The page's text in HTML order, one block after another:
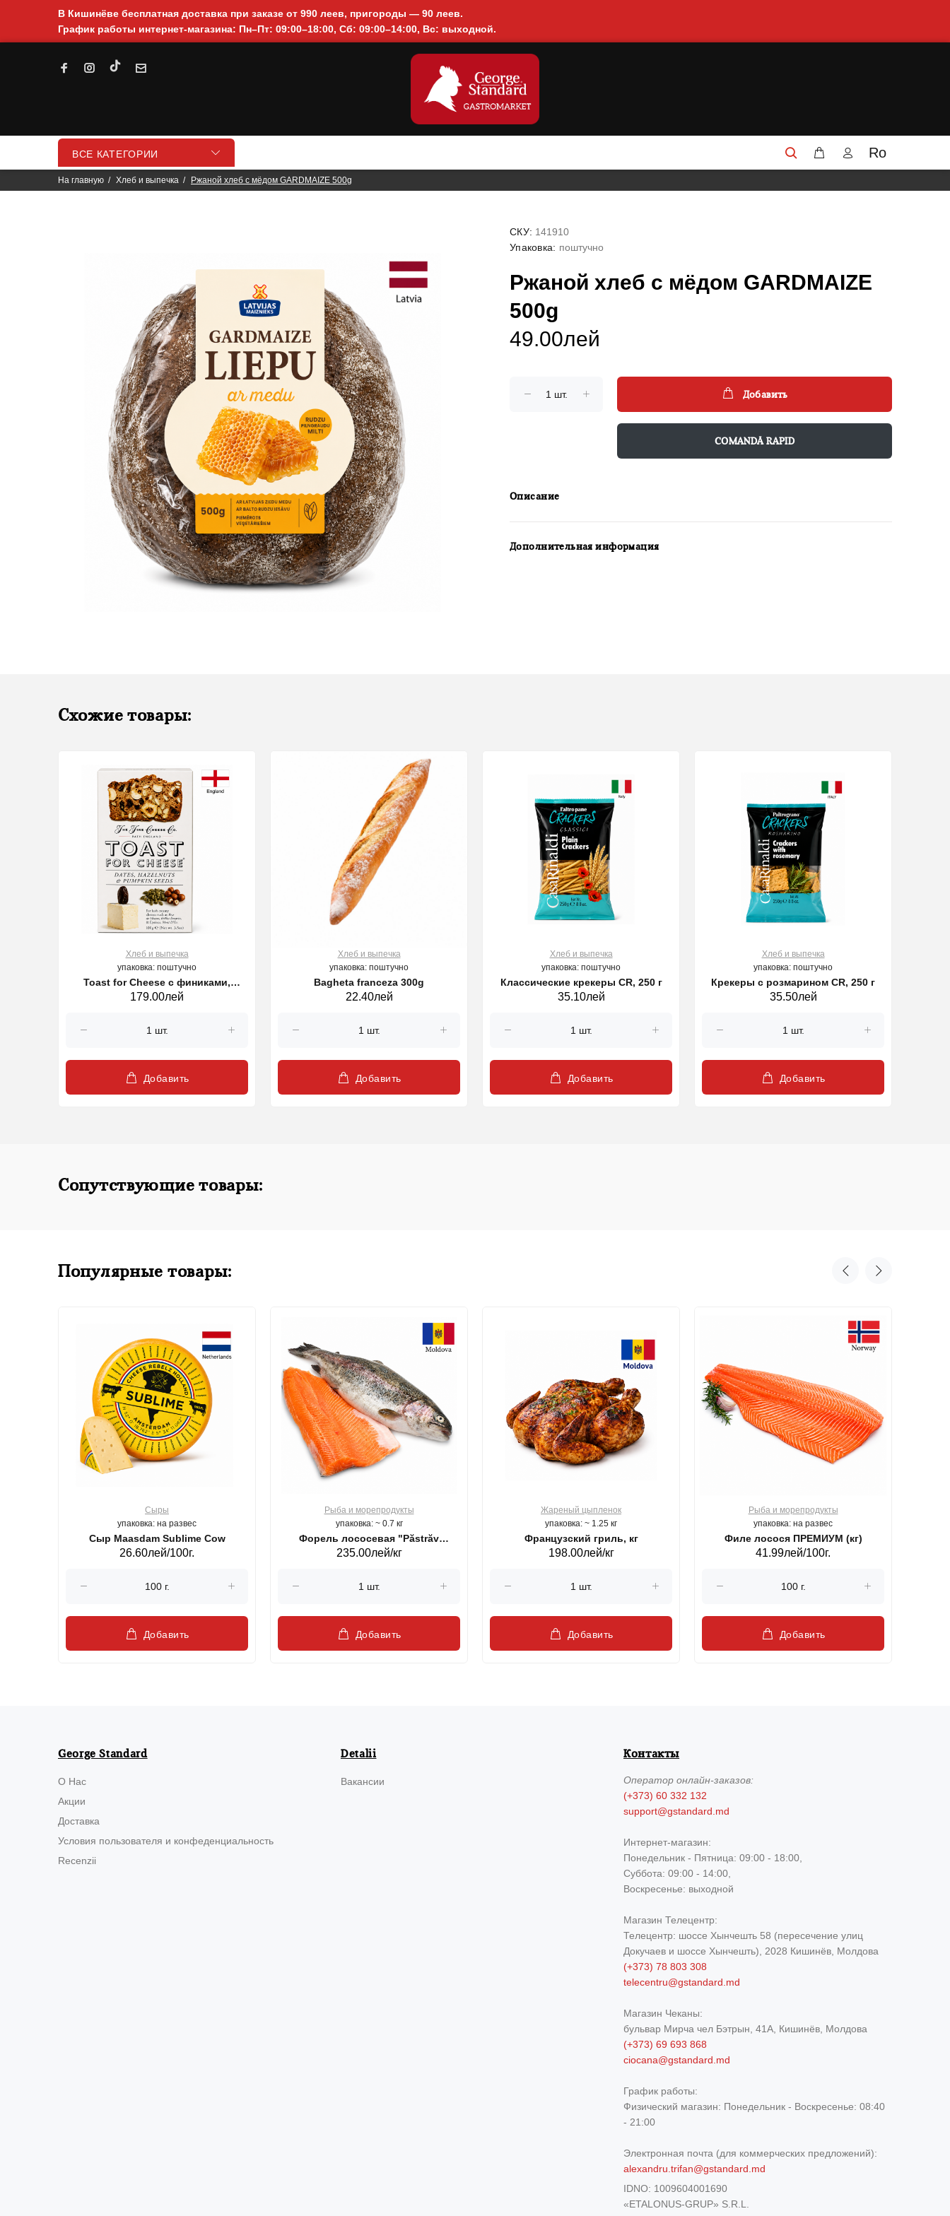
В Кишинёве бесплатная доставка при заказе от 990 леев, пригороды — 90 леев.
График работы интернет-магазина: Пн–Пт: 09:00–18:00, Сб: 09:00–14:00, Вс: выходной.
ВСЕ КАТЕГОРИИ Ro
На главную Хлеб и выпечка Ржаной хлеб с мёдом GARDMAIZE 500g
СКУ: 141910
Упаковка: поштучно
Ржаной хлеб с мёдом GARDMAIZE
500g
49.00лей
Добавить
COMANDĂ RAPID
Описание
Дополнительная информация
Схожие товары:
Хлеб и выпечка
упаковка: поштучно
Toast for Cheese с финиками,
фундуком и семенами тыквы, 100 г
179.00лей
Добавить
Хлеб и выпечка
упаковка: поштучно
Bagheta franceza 300g
22.40лей
Добавить
Хлеб и выпечка
упаковка: поштучно
Классические крекеры CR, 250 г
35.10лей
Добавить
Хлеб и выпечка
упаковка: поштучно
Крекеры с розмарином CR, 250 г
35.50лей
Добавить
Сопутствующие товары:
Популярные товары:
Сыры
упаковка: на развес
Сыр Maasdam Sublime Cow
26.60лей/100г.
Добавить
Рыба и морепродукты
упаковка: ~ 0.7 кг
Форель лососевая "Păstrăv
Moldovenesc"
235.00лей/кг
Добавить
Жареный цыпленок
упаковка: ~ 1.25 кг
Французский гриль, кг
198.00лей/кг
Добавить
Рыба и морепродукты
упаковка: на развес
Филе лосося ПРЕМИУМ (кг)
41.99лей/100г.
Добавить
George Standard
О Нас
Акции
Доставка
Условия пользователя и конфеденциальность
Recenzii
Detalii
Вакансии
Контакты
Операторонлайн-заказов:
(+373) 60 332 132
support@gstandard.md
Интернет-магазин:
Понедельник - Пятница: 09:00 - 18:00,
Суббота: 09:00 - 14:00,
Воскресенье: выходной
Магазин Телецентр:
Телецентр: шоссе Хынчешть 58 (пересечение улиц
Докучаев и шоссе Хынчешть), 2028 Кишинёв, Молдова
(+373) 78 803 308
telecentru@gstandard.md
Магазин Чеканы:
бульвар Мирча чел Бэтрын, 41A, Кишинёв, Молдова
(+373) 69 693 868
ciocana@gstandard.md
График работы:
Физический магазин: Понедельник - Воскресенье: 08:40
- 21:00
Электронная почта (для коммерческих предложений):
alexandru.trifan@gstandard.md
IDNO: 1009604001690
«ETALONUS-GRUP» S.R.L.